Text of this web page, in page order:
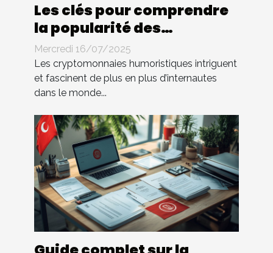
Les clés pour comprendre
la popularité des
cryptomonnaies
humoristiques
Mercredi 16/07/2025
Les cryptomonnaies humoristiques intriguent
et fascinent de plus en plus d’internautes
dans le monde...